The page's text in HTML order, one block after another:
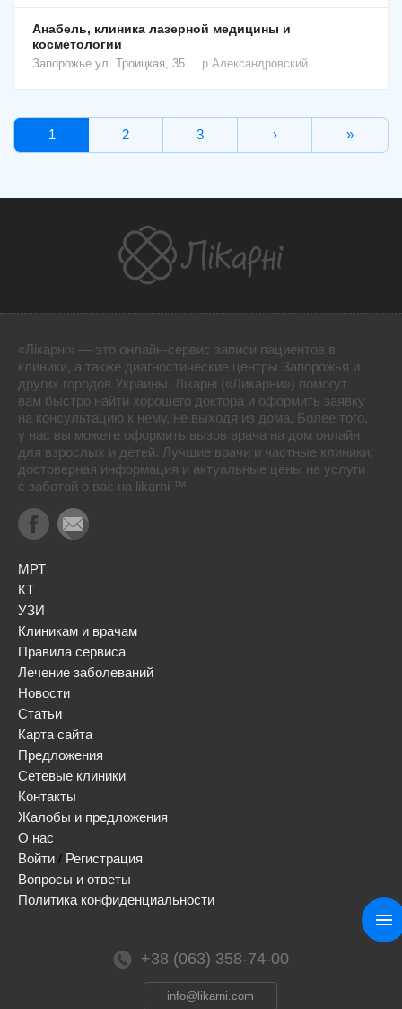
Анабель, клиника лазерной медицины и
косметологии
Запорожье ул. Троицкая, 35 р.Александровский
1 2 3 › »
«Лікарні» — это онлайн-сервис записи пациентов в
клиники, а также диагностические центры Запорожья и
других городов Украины. Лікарні («Ликарни») помогут
вам быстро найти хорошего доктора и оформить заявку
на консультацию к нему, не выходя из дома. Более того,
у нас вы можете оформить вызов врача на дом онлайн
для взрослых и детей. Лучшие врачи и частные клиники,
достоверная информация и актуальные цены на услуги
с заботой о вас на likarni ™
МРТ
КТ
УЗИ
Клиникам и врачам
Правила сервиса
Лечение заболеваний
Новости
Статьи
Карта сайта
Предложения
Сетевые клиники
Контакты
Жалобы и предложения
О нас
Войти / Регистрация
Вопросы и ответы
Политика конфиденциальности
+38 (063) 358-74-00
info@likarni.com